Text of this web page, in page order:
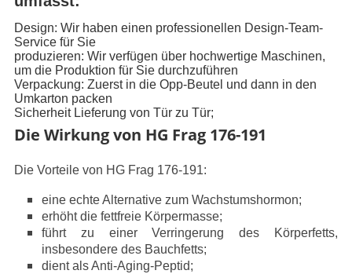
Design: Wir haben einen professionellen Design-Team-
Service für Sie
produzieren: Wir verfügen über hochwertige Maschinen,
um die Produktion für Sie durchzuführen
Verpackung: Zuerst in die Opp-Beutel und dann in den
Umkarton packen
Sicherheit Lieferung von Tür zu Tür;
Die Wirkung von HG Frag 176-191
Die Vorteile von HG Frag 176-191:
eine echte Alternative zum Wachstumshormon;
erhöht die fettfreie Körpermasse;
führt zu einer Verringerung des Körperfetts,
insbesondere des Bauchfetts;
dient als Anti-Aging-Peptid;